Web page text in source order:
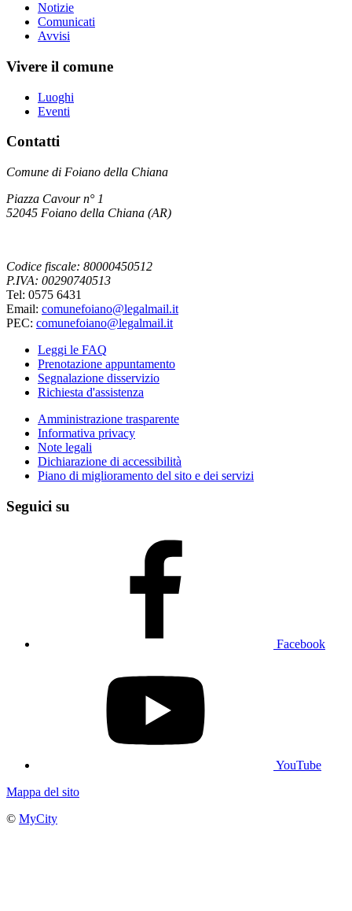
Notizie
Comunicati
Avvisi
Vivere il comune
Luoghi
Eventi
Contatti
Comune di Foiano della Chiana
Piazza Cavour n° 1
52045 Foiano della Chiana (AR)
Codice fiscale: 80000450512
P.IVA: 00290740513
Tel: 0575 6431
Email: comunefoiano@legalmail.it
PEC: comunefoiano@legalmail.it
Leggi le FAQ
Prenotazione appuntamento
Segnalazione disservizio
Richiesta d'assistenza
Amministrazione trasparente
Informativa privacy
Note legali
Dichiarazione di accessibilità
Piano di miglioramento del sito e dei servizi
Seguici su
Facebook
YouTube
Mappa del sito
© MyCity